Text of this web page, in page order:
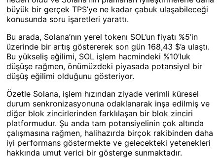
büyük bir gerçek TPS’ye ne kadar çabuk ulaşabileceği
konusunda soru işaretleri yarattı.
Bu arada, Solana’nın yerel tokenı SOL’un fiyatı %5’in
üzerinde bir artış göstererek son gün 168,43 $’a ulaştı.
Bu yükseliş eğilimi, SOL işlem hacmindeki %10’luk
düşüşe rağmen, önümüzdeki piyasada potansiyel bir
düşüş eğilimi olduğunu gösteriyor.
Özetle Solana, işlem hızından ziyade verimli küresel
durum senkronizasyonuna odaklanarak inşa edilmiş ve
diğer blok zincirlerinden farklılaşan bir blok zinciri
platformudur. Şu anda tam potansiyelinin çok altında
çalışmasına rağmen, halihazırda birçok rakibinden daha
iyi performans göstermekte ve gelecekteki yetenekleri
hakkında umut verici bir gösterge sunmaktadır.